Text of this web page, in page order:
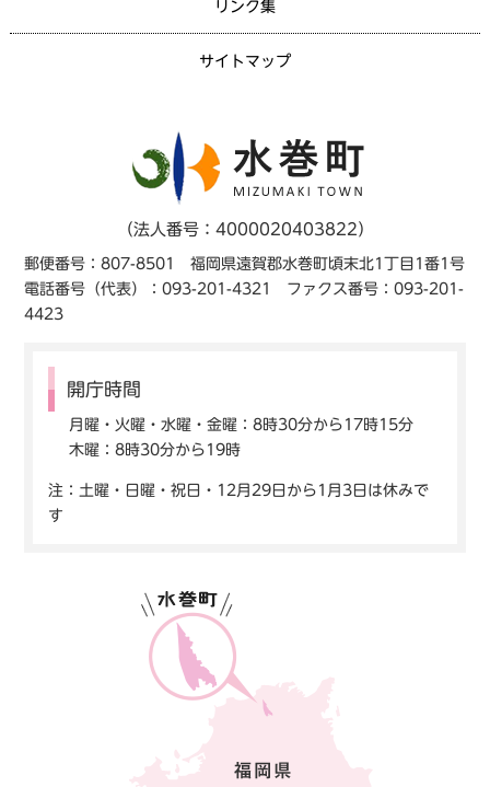
リンク集
サイトマップ
（法人番号：4000020403822）
郵便番号：807-8501 福岡県遠賀郡水巻町頃末北1丁目1番1号
電話番号（代表）：093-201-4321 ファクス番号：093-201-
4423
開庁時間
月曜・火曜・水曜・金曜：8時30分から17時15分
木曜：8時30分から19時
注：土曜・日曜・祝日・12月29日から1月3日は休みで
す